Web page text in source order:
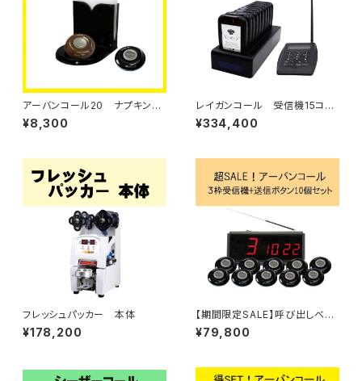
アーバンコール20 ナプキン＆
メニュー立て付きＬＥＤ送信ボタ
ン【単品】
¥8,300
レイガンコール 受信機15コセ
ット
¥334,400
フレッシュパッカー 本体
¥178,200
【期間限定SALE】呼び出しベ
ル アーバンコール20 送信ボ
タン10個セット
¥79,800